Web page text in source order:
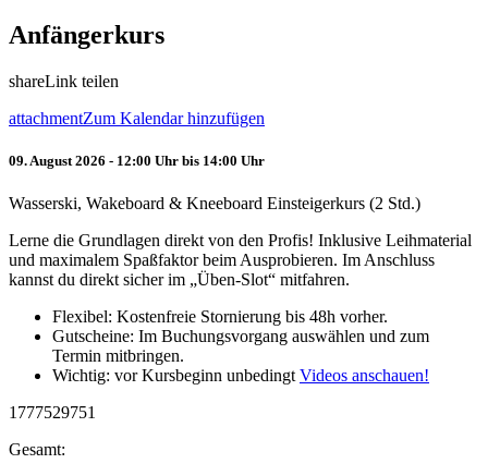
Anfängerkurs
shareLink teilen
attachmentZum Kalendar hinzufügen
09. August 2026 - 12:00 Uhr bis 14:00 Uhr
Wasserski, Wakeboard & Kneeboard Einsteigerkurs (2 Std.)
Lerne die Grundlagen direkt von den Profis! Inklusive Leihmaterial
und maximalem Spaßfaktor beim Ausprobieren. Im Anschluss
kannst du direkt sicher im „Üben-Slot“ mitfahren.
Flexibel: Kostenfreie Stornierung bis 48h vorher.
Gutscheine: Im Buchungsvorgang auswählen und zum
Termin mitbringen.
Wichtig: vor Kursbeginn unbedingt Videos anschauen!
1777529751
Gesamt: